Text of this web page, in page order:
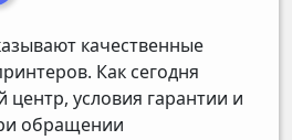
качественные
Как сегодня
центр, условия гарантии и
обращении